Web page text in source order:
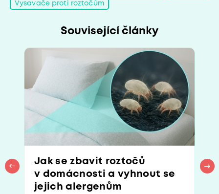
Vysavače proti roztočům
Související články
Jak se zbavit roztočů
v domácnosti a vyhnout se
jejich alergenům